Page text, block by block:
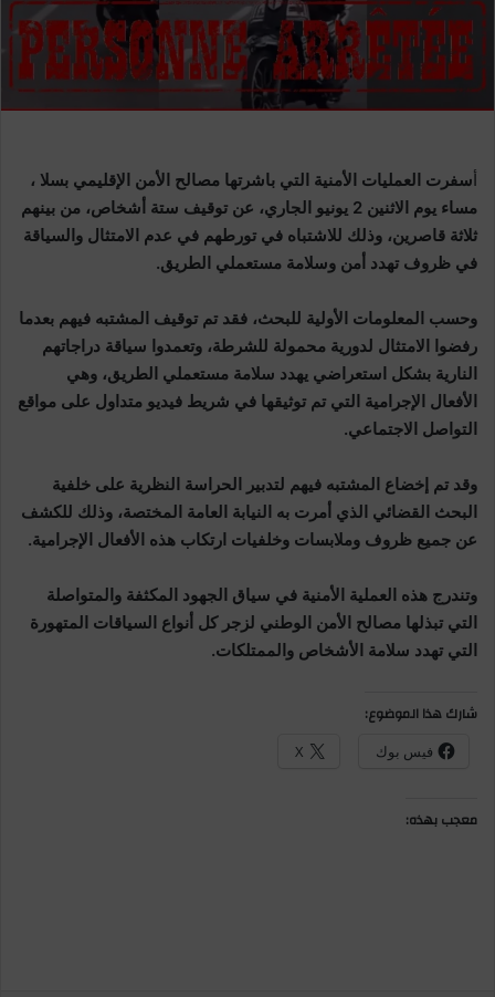
أسفرت العمليات الأمنية التي باشرتها مصالح الأمن الإقليمي بسلا ،
مساء يوم الاثنين 2 يونيو الجاري، عن توقيف ستة أشخاص، من بينهم
ثلاثة قاصرين، وذلك للاشتباه في تورطهم في عدم الامتثال والسياقة
في ظروف تهدد أمن وسلامة مستعملي الطريق.
وحسب المعلومات الأولية للبحث، فقد تم توقيف المشتبه فيهم بعدما
رفضوا الامتثال لدورية محمولة للشرطة، وتعمدوا سياقة دراجاتهم
النارية بشكل استعراضي يهدد سلامة مستعملي الطريق، وهي
الأفعال الإجرامية التي تم توثيقها في شريط فيديو متداول على مواقع
التواصل الاجتماعي.
وقد تم إخضاع المشتبه فيهم لتدبير الحراسة النظرية على خلفية
البحث القضائي الذي أمرت به النيابة العامة المختصة، وذلك للكشف
عن جميع ظروف وملابسات وخلفيات ارتكاب هذه الأفعال الإجرامية.
وتندرج هذه العملية الأمنية في سياق الجهود المكثفة والمتواصلة
التي تبذلها مصالح الأمن الوطني لزجر كل أنواع السياقات المتهورة
التي تهدد سلامة الأشخاص والممتلكات.
شارك هذا الموضوع:
فيس بوك X
معجب بهذه: